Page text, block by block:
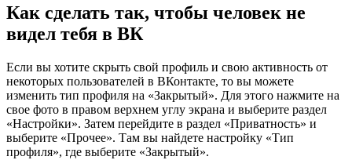
Как сделать так, чтобы человек не
видел тебя в ВК
Если вы хотите скрыть свой профиль и свою активность от
некоторых пользователей в ВКонтакте, то вы можете
изменить тип профиля на «Закрытый». Для этого нажмите на
свое фото в правом верхнем углу экрана и выберите раздел
«Настройки». Затем перейдите в раздел «Приватность» и
выберите «Прочее». Там вы найдете настройку «Тип
профиля», где выберите «Закрытый».